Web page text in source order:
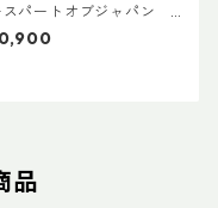
スパートオブジャパン
ーシューズL ADDカスタ
品